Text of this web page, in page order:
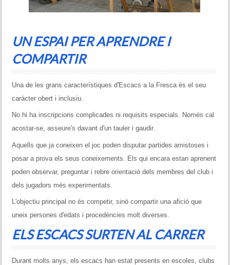
UN ESPAI PER APRENDRE I
COMPARTIR
Una de les grans característiques d'Escacs a la Fresca és el seu
caràcter obert i inclusiu.
No hi ha inscripcions complicades ni requisits especials. Només cal
acostar-se, asseure's davant d'un tauler i gaudir.
Aquells que ja coneixen el joc poden disputar partides amistoses i
posar a prova els seus coneixements. Els qui encara estan aprenent
poden observar, preguntar i rebre orientació dels membres del club i
dels jugadors més experimentats.
L'objectiu principal no és competir, sinó compartir una afició que
uneix persones d'edats i procedències molt diverses.
ELS ESCACS SURTEN AL CARRER
Durant molts anys, els escacs han estat presents en escoles, clubs